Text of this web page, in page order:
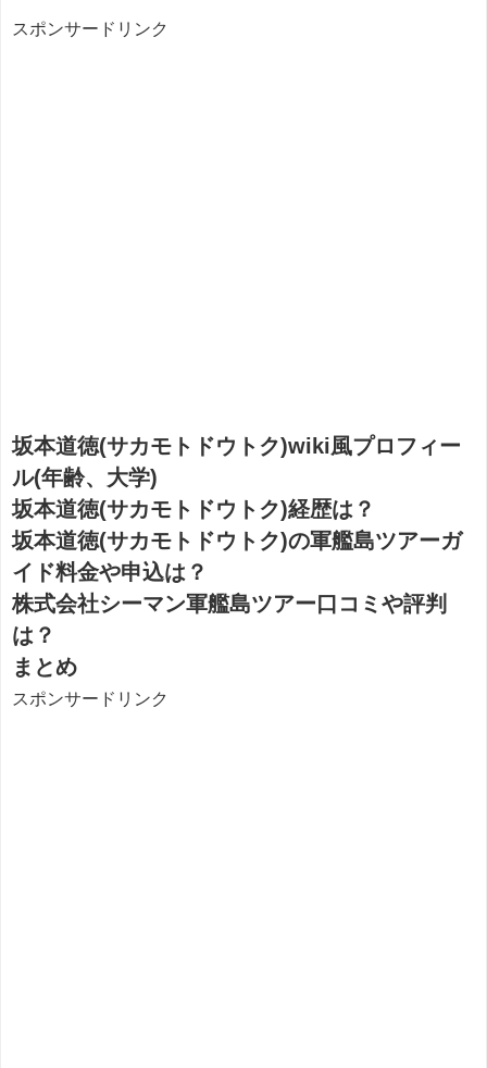
スポンサードリンク
坂本道徳(サカモトドウトク)wiki風プロフィー
ル(年齢、大学)
坂本道徳(サカモトドウトク)経歴は？
坂本道徳(サカモトドウトク)の軍艦島ツアーガ
イド料金や申込は？
株式会社シーマン軍艦島ツアー口コミや評判
は？
まとめ
スポンサードリンク